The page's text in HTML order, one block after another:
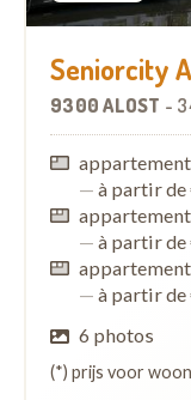
Seniorcity
9300 ALOST -
— à partir de
— à partir de
— à partir de
6 photos
(*) prijs voor